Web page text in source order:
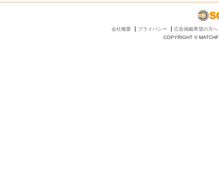
会社概要 プライバシー
広告掲載希望の方へ
COPYRIGHT ©